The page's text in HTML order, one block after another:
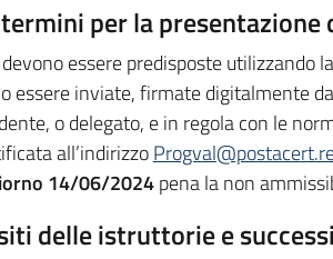
per la presentazione
essere predisposte utilizzando
essere inviate, firmate digitalmente
o delegato, e in regola con le
all’indirizzo
14/06/2024pena la non
delle istruttorie e